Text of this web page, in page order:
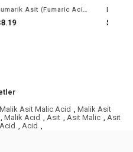
Fumarik Asit (Fumaric Acid) Laktik Asit
$7.83
Malik Asit Malic Acid
Malik Asit
Malik Acid Asit Asit Malic
Asit
Acid